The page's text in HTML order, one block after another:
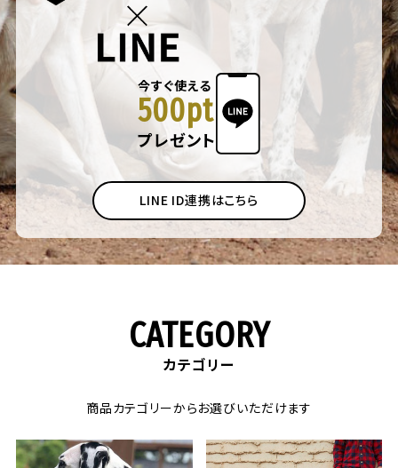
今すぐ使える
500pt
プレゼント
LINE ID連携はこちら
CATEGORY
カテゴリー
商品カテゴリーからお選びいただけます